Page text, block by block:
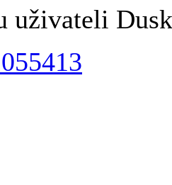
uživateli